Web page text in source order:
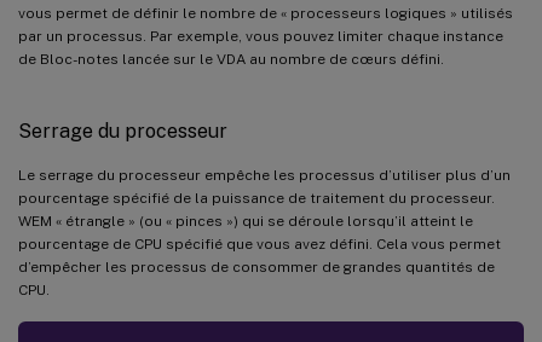
vous permet de définir le nombre de « processeurs logiques » utilisés
par un processus. Par exemple, vous pouvez limiter chaque instance
de Bloc-notes lancée sur le VDA au nombre de cœurs défini.
Serrage du processeur
Le serrage du processeur empêche les processus d’utiliser plus d’un
pourcentage spécifié de la puissance de traitement du processeur.
WEM « étrangle » (ou « pinces ») qui se déroule lorsqu’il atteint le
pourcentage de CPU spécifié que vous avez défini. Cela vous permet
d’empêcher les processus de consommer de grandes quantités de
CPU.